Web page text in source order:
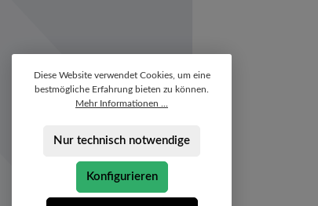
Diese Website verwendet Cookies, um eine
bestmögliche Erfahrung bieten zu können.
Mehr Informationen ...
Nur technisch notwendige
Konfigurieren